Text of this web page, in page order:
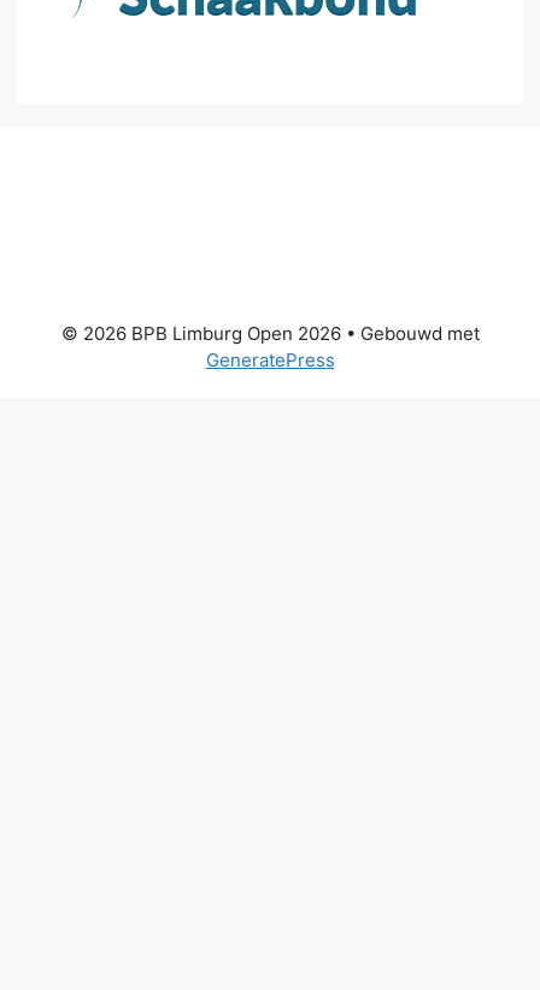
© 2026 BPB Limburg Open 2026• Gebouwd met
GeneratePress